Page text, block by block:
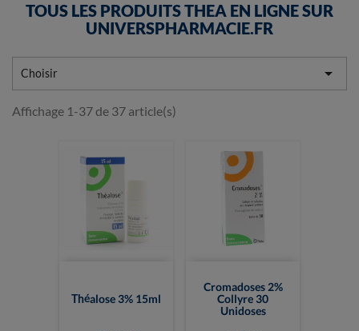
TOUS LES PRODUITS THEA EN LIGNE SUR
UNIVERSPHARMACIE.FR
Choisir 
Affichage 1-37 de 37 article(s)
Théalose 3% 15ml
Cromadoses 2%
Collyre 30
Unidoses